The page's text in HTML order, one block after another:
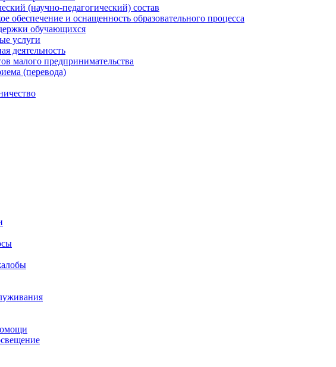
(научно-педагогический) состав
обеспечение и оснащенность образовательного процесса
обучающихся
услуги
деятельность
малого предпринимательства
(перевода)